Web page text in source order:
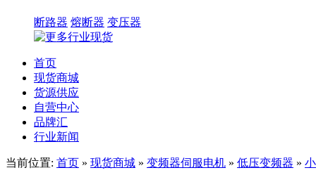
断路器 熔断器 变压器
首页
现货商城
货源供应
自营中心
品牌汇
行业新闻
当前位置: 首页 » 现货商城 » 变频器伺服电机 » 低压变频器 »